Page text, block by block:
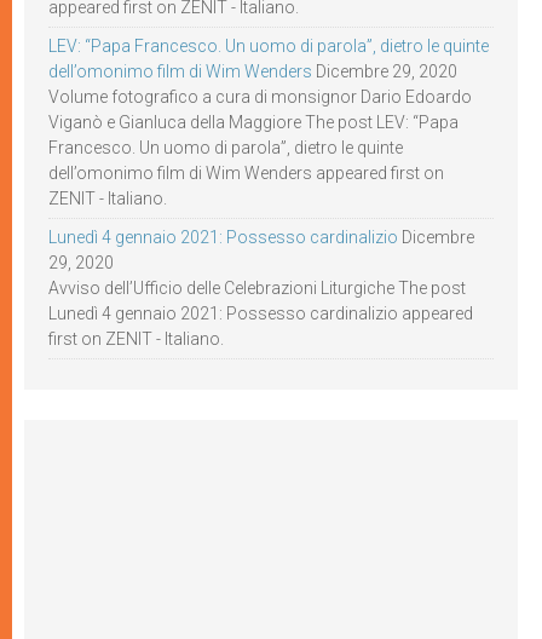
appeared first on ZENIT - Italiano.
LEV: “Papa Francesco. Un uomo di parola”, dietro le quinte
dell’omonimo film di Wim Wenders Dicembre 29, 2020
Volume fotografico a cura di monsignor Dario Edoardo
Viganò e Gianluca della Maggiore The post LEV: “Papa
Francesco. Un uomo di parola”, dietro le quinte
dell’omonimo film di Wim Wenders appeared first on
ZENIT - Italiano.
Lunedì 4 gennaio 2021: Possesso cardinalizio Dicembre
29, 2020
Avviso dell’Ufficio delle Celebrazioni Liturgiche The post
Lunedì 4 gennaio 2021: Possesso cardinalizio appeared
first on ZENIT - Italiano.